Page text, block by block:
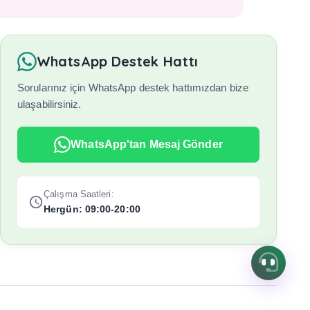
WhatsApp Destek Hattı
Sorularınız için WhatsApp destek hattımızdan bize
ulaşabilirsiniz.
WhatsApp'tan Mesaj Gönder
Çalışma Saatleri:
Hergün: 09:00-20:00